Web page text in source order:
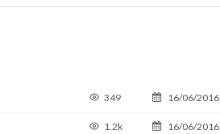
349 16/06/2016
1.2k 16/06/2016